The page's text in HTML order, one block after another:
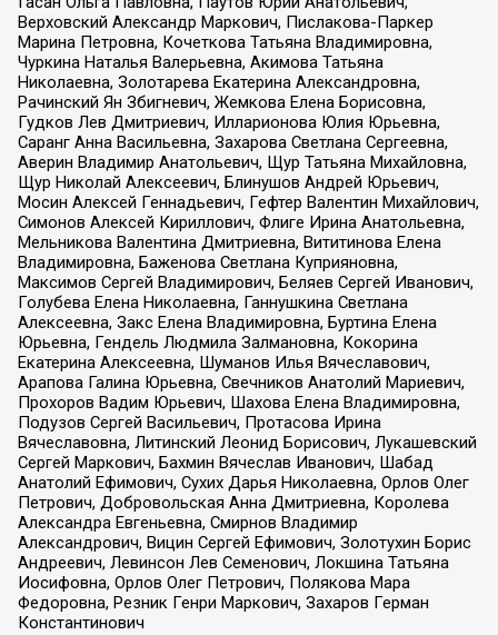
Верховский Александр Маркович, Пислакова-Паркер
Марина Петровна, Кочеткова Татьяна Владимировна,
Чуркина Наталья Валерьевна, Акимова Татьяна
Николаевна, Золотарева Екатерина Александровна,
Рачинский Ян Збигневич, Жемкова Елена Борисовна,
Гудков Лев Дмитриевич, Илларионова Юлия Юрьевна,
Саранг Анна Васильевна, Захарова Светлана Сергеевна,
Аверин Владимир Анатольевич, Щур Татьяна Михайловна,
Щур Николай Алексеевич, Блинушов Андрей Юрьевич,
Мосин Алексей Геннадьевич, Гефтер Валентин Михайлович,
Симонов Алексей Кириллович, Флиге Ирина Анатольевна,
Мельникова Валентина Дмитриевна, Вититинова Елена
Владимировна, Баженова Светлана Куприяновна,
Максимов Сергей Владимирович, Беляев Сергей Иванович,
Голубева Елена Николаевна, Ганнушкина Светлана
Алексеевна, Закс Елена Владимировна, Буртина Елена
Юрьевна, Гендель Людмила Залмановна, Кокорина
Екатерина Алексеевна, Шуманов Илья Вячеславович,
Арапова Галина Юрьевна, Свечников Анатолий Мариевич,
Прохоров Вадим Юрьевич, Шахова Елена Владимировна,
Подузов Сергей Васильевич, Протасова Ирина
Вячеславовна, Литинский Леонид Борисович, Лукашевский
Сергей Маркович, Бахмин Вячеслав Иванович, Шабад
Анатолий Ефимович, Сухих Дарья Николаевна, Орлов Олег
Петрович, Добровольская Анна Дмитриевна, Королева
Александра Евгеньевна, Смирнов Владимир
Александрович, Вицин Сергей Ефимович, Золотухин Борис
Андреевич, Левинсон Лев Семенович, Локшина Татьяна
Иосифовна, Орлов Олег Петрович, Полякова Мара
Федоровна, Резник Генри Маркович, Захаров Герман
Константинович